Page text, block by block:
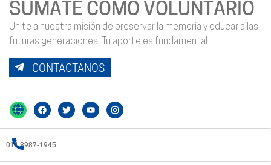
SUMATE COMO VOLUNTARIO
Unite a nuestra misión de preservar la memoria y educar a las
futuras generaciones. Tu aporte es fundamental.
CONTACTANOS
011 3987-1945